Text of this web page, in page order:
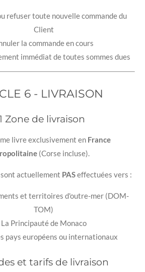
refuser toute nouvelle commande du
Client
la commande en cours
immédiat de toutes sommes dues
6 - LIVRAISON
Zone de livraison
livre exclusivement en France
(Corse incluse).
actuellement PASeffectuées vers :
et territoires d'outre-mer (DOM-
TOM)
La Principauté de Monaco
pays européens ou internationaux
et tarifs de livraison